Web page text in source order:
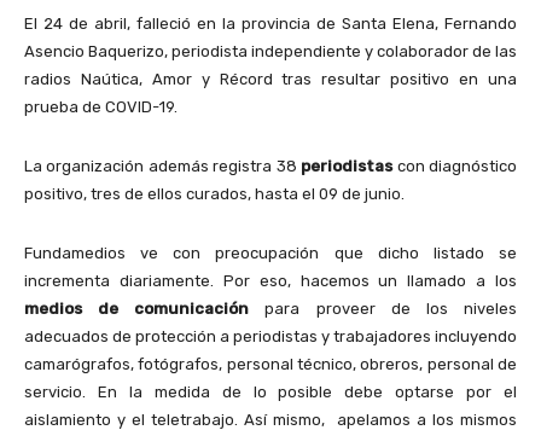
El 24 de abril, falleció en la provincia de Santa Elena, Fernando
Asencio Baquerizo, periodista independiente y colaborador de las
radios Naútica, Amor y Récord tras resultar positivo en una
prueba de COVID-19.
La organización además registra 38 periodistascon diagnóstico
positivo, tres de ellos curados, hasta el 09 de junio.
Fundamedios ve con preocupación que dicho listado se
incrementa diariamente. Por eso, hacemos un llamado a los
medios de comunicación para proveer de los niveles
adecuados de protección a periodistas y trabajadores incluyendo
camarógrafos, fotógrafos, personal técnico, obreros, personal de
servicio. En la medida de lo posible debe optarse por el
aislamiento y el teletrabajo. Así mismo, apelamos a los mismos